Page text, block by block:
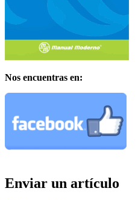
Nos encuentras en:
Enviar un artículo